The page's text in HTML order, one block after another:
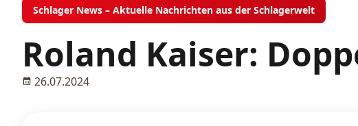
Schlager News – Aktuelle Nachrichten aus der Schlagerwelt
Roland Kaiser:
26.07.2024